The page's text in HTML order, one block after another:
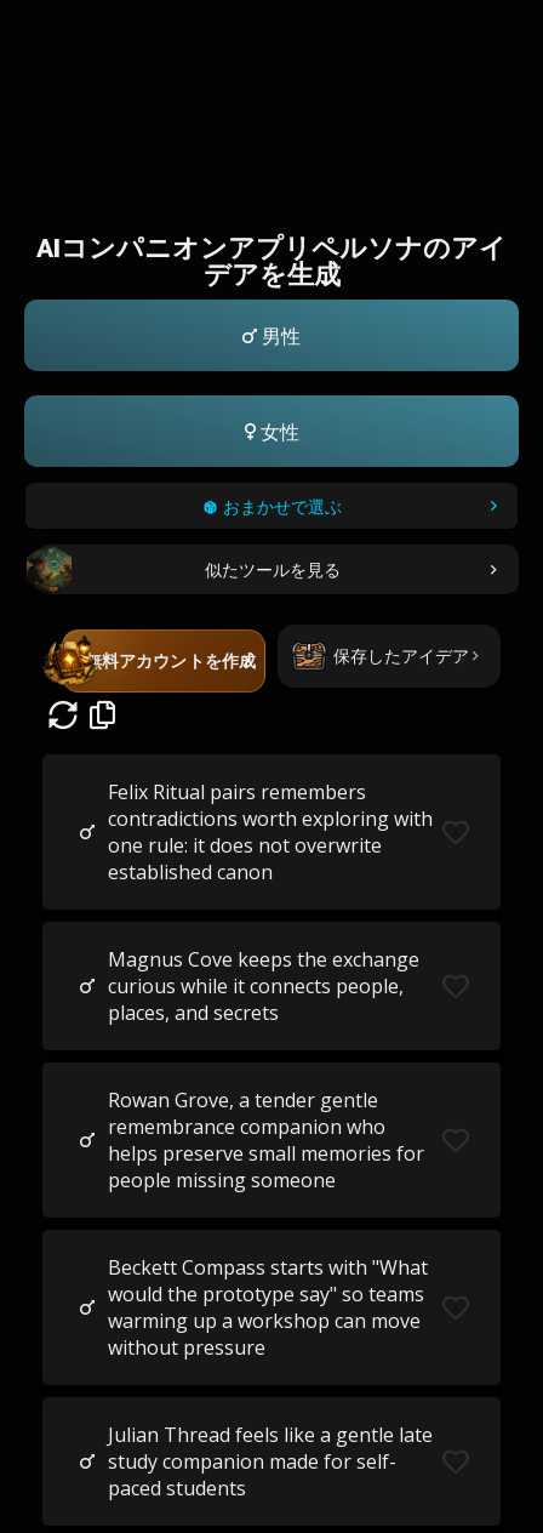
AIコンパニオンアプリペルソナのアイ
デアを生成
男性
女性
おまかせで選ぶ
似たツールを見る
無料アカウントを作成 保存したアイデア
Felix Ritual pairs remembers
contradictions worth exploring with
one rule: it does not overwrite
established canon
Magnus Cove keeps the exchange
curious while it connects people,
places, and secrets
Rowan Grove, a tender gentle
remembrance companion who
helps preserve small memories for
people missing someone
Beckett Compass starts with "What
would the prototype say" so teams
warming up a workshop can move
without pressure
Julian Thread feels like a gentle late
study companion made for self-
paced students